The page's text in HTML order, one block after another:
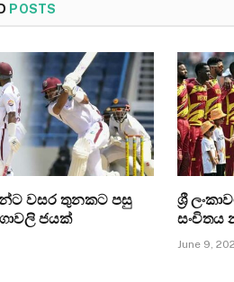
POSTS
වසර තුනකට පසු
ජයක්
ශ්‍රී
සංචිතය
June 9,